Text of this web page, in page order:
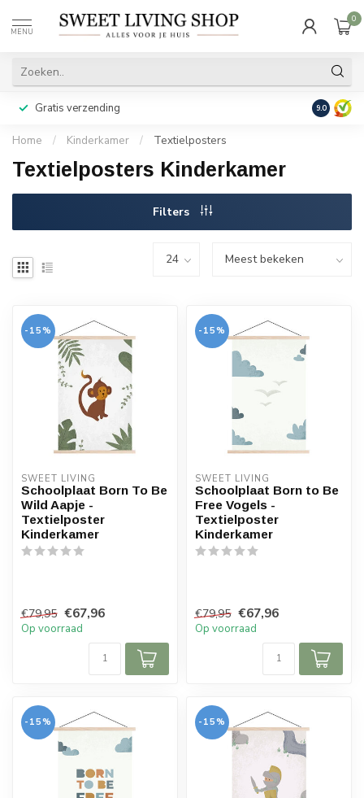
MENU
0
Gratis verzending Achteraf
9.0
Home / Kinderkamer / Textielposters
Textielposters Kinderkamer
Filters
-15%
SWEET LIVING
Schoolplaat Born To Be
Wild Aapje -
Textielposter
Kinderkamer
€79,95 €67,96
Op voorraad
-15%
SWEET LIVING
Schoolplaat Born to Be
Free Vogels -
Textielposter
Kinderkamer
€79,95 €67,96
Op voorraad
-15% -15%